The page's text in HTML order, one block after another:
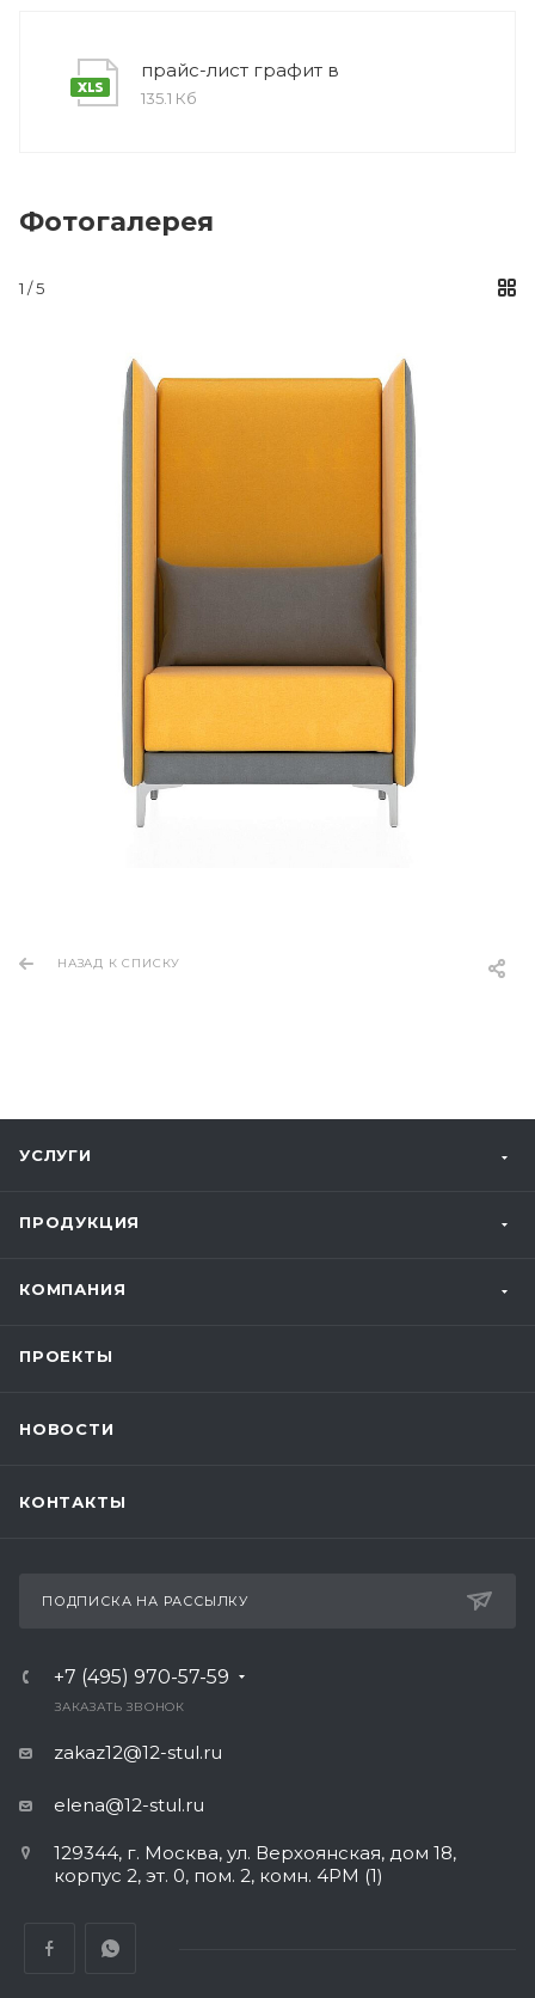
прайс-лист графит в
135.1 Кб
Фотогалерея
1 / 5
НАЗАД К СПИСКУ
УСЛУГИ
ПРОДУКЦИЯ
КОМПАНИЯ
ПРОЕКТЫ
НОВОСТИ
КОНТАКТЫ
ПОДПИСКА НА РАССЫЛКУ
+7 (495) 970-57-59
ЗАКАЗАТЬ ЗВОНОК
zakaz12@12-stul.ru
elena@12-stul.ru
129344, г. Москва, ул. Верхоянская, дом 18,
корпус 2, эт. 0, пом. 2, комн. 4РМ (1)